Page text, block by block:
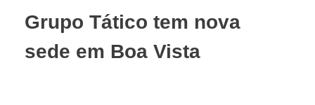
Grupo Tático tem nova
sede em Boa Vista